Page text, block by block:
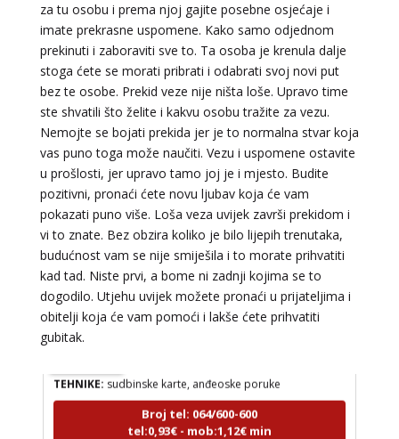
za tu osobu i prema njoj gajite posebne osjećaje i
imate prekrasne uspomene. Kako samo odjednom
prekinuti i zaboraviti sve to. Ta osoba je krenula dalje
stoga ćete se morati pribrati i odabrati svoj novi put
bez te osobe. Prekid veze nije ništa loše. Upravo time
ste shvatili što želite i kakvu osobu tražite za vezu.
Nemojte se bojati prekida jer je to normalna stvar koja
vas puno toga može naučiti. Vezu i uspomene ostavite
u prošlosti, jer upravo tamo joj je i mjesto. Budite
pozitivni, pronaći ćete novu ljubav koja će vam
pokazati puno više. Loša veza uvijek završi prekidom i
vi to znate. Bez obzira koliko je bilo lijepih trenutaka,
budućnost vam se nije smiješila i to morate prihvatiti
kad tad. Niste prvi, a bome ni zadnji kojima se to
dogodilo. Utjehu uvijek možete pronaći u prijateljima i
obitelji koja će vam pomoći i lakše ćete prihvatiti
gubitak.
LUCIJA / Kod #136
TEHNIKE:sudbinske karte, anđeoske poruke
Broj tel: 064/600-600
tel:0,93€ - mob:1,12€ min